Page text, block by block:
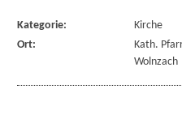
Kategorie:
Kirche
Ort:
Kath.
Wolnzach